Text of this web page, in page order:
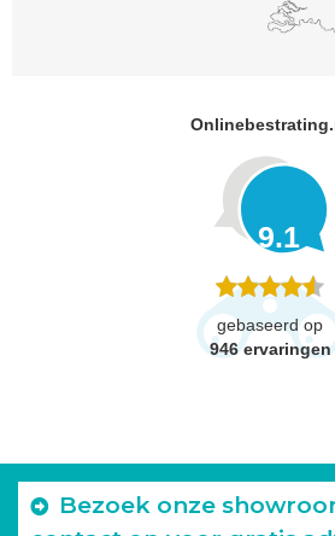
9.1
gebaseerd op
946 ervaringen
Bezoek onze